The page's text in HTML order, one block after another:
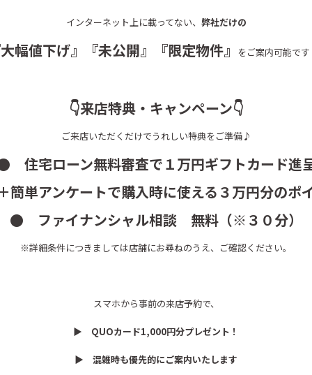
インターネット上に載ってない、 弊社だけの
幅値下げ』『未公開』『限定物件』 をご案内可能です
👇来店特典・キャンペーン👇
ご来店いただくだけでうれしい特典をご準備♪
住宅ローン無料審査で１万円ギフトカード進
単アンケートで購入時に使える３万円分のポ
● ファイナンシャル相談 無料（※３０分）
※詳細条件につきましては店舗にお尋ねのうえ、ご確認ください。
スマホから事前の来店予約で、
▶ QUOカード1,000円分プレゼント！
▶ 混雑時も優先的にご案内いたします